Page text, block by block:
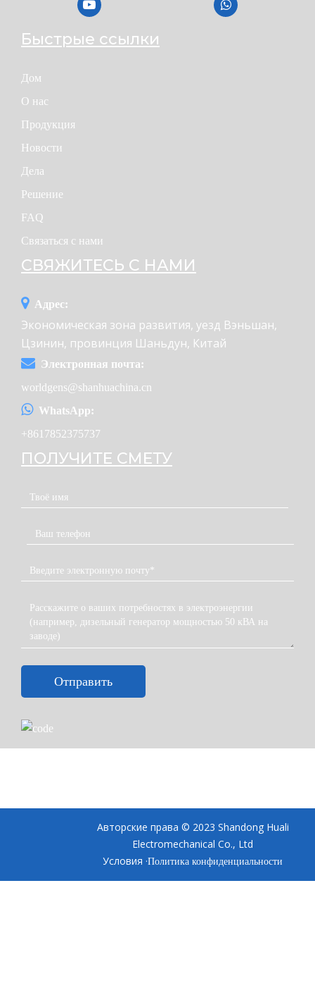
Быстрые ссылки
Дом
О нас
Продукция
Новости
Дела
Решение
FAQ
Связаться с нами
СВЯЖИТЕСЬ С НАМИ
Адрес:
Экономическая зона развития, уезд Вэньшан,
Цзинин, провинция Шаньдун, Китай
Электронная почта:
worldgens@shanhuachina.cn
WhatsApp:
+8617852375737
ПОЛУЧИТЕ СМЕТУ
Отправить
Авторские права © 2023 Shandong Huali
Electromechanical Co., Ltd
Условия ·Политика конфиденциальности